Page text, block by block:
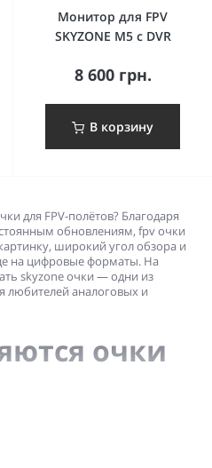
Монитор для FPV
SKYZONE M5 с DVR
8 600 грн.
В корзину
для FPV-полётов? Благодаря
обновлениям, fpv очки
широкий угол обзора и
на цифровые форматы. На
skyzone очки — одни из
аналоговых и
очки
на аналог и